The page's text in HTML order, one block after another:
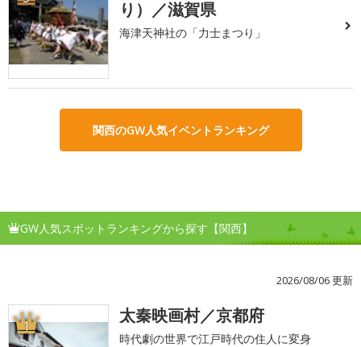
り）／滋賀県
海津天神社の「力士まつり」
関西のGW人気イベントランキング
GW人気スポットランキングから探す【関西】
2026/08/06 更新
1 太秦映画村／京都府
時代劇の世界で江戸時代の住人に変身